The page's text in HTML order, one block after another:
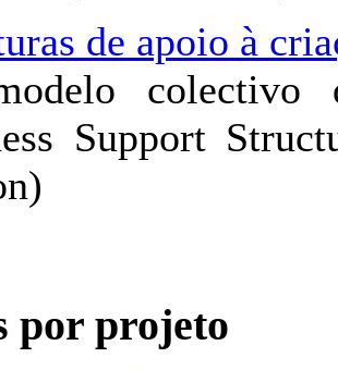
de apoio à
colectivo
Support
por projeto